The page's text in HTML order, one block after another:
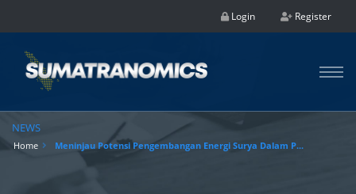
Login Register
NEWS
Home Meninjau Potensi Pengembangan Energi Surya Dalam P...